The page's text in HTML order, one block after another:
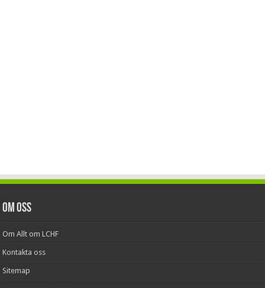
Om oss
Om Allt om LCHF
Kontakta oss
Sitemap